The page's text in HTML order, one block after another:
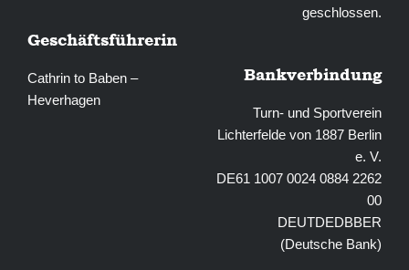
Geschäftsführerin
Cathrin to Baben –
Heverhagen
geschlossen.
Bankverbindung
Turn- und Sportverein
Lichterfelde von 1887 Berlin
e. V.
DE61 1007 0024 0884 2262
00
DEUTDEDBBER
(Deutsche Bank)